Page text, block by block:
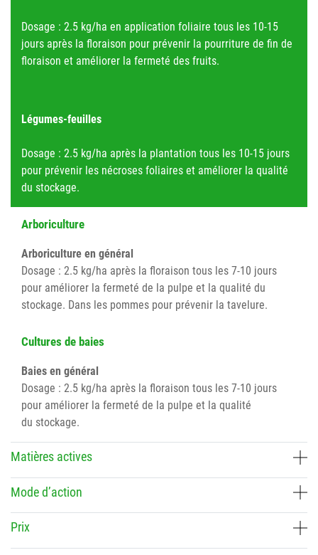
Dosage : 2.5 kg/ha en application foliaire tous les 10-15
jours après la floraison pour prévenir la pourriture de fin de
floraison et améliorer la fermeté des fruits.
Légumes-feuilles
Dosage : 2.5 kg/ha après la plantation tous les 10-15 jours
pour prévenir les nécroses foliaires et améliorer la qualité
du stockage.
Arboriculture
Arboriculture en général
Dosage : 2.5 kg/ha après la floraison tous les 7-10 jours
pour améliorer la fermeté de la pulpe et la qualité du
stockage. Dans les pommes pour prévenir la tavelure.
Cultures de baies
Baies en général
Dosage : 2.5 kg/ha après la floraison tous les 7-10 jours
pour améliorer la fermeté de la pulpe et la qualité
du stockage.
Matières actives
Mode d’action
Prix